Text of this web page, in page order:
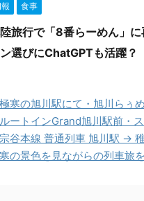
食事
旅行で「8番らーめん」
選びにChatGPTも活躍？
極寒の旭川駅にて・旭川らぅ
ートインGrand旭川駅前・
宗谷本線 普通列車 旭川駅 →
の景色を見ながらの列車旅